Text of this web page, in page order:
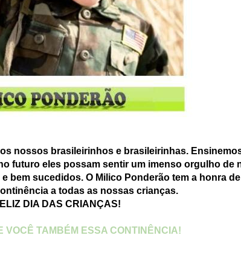
nossos brasileirinhos e brasileirinhas.
futuro eles possam sentir um imenso orgulho de
bem sucedidos. O Milico Ponderão tem a honra de
a todas as nossas crianças.
DIA DAS CRIANÇAS!
VOCÊ TAMBÉM ESSA CONTINÊNCIA!